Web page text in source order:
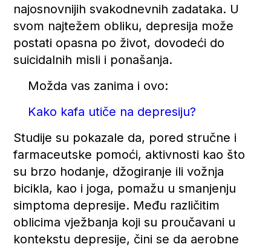
najosnovnijih svakodnevnih zadataka. U
svom najtežem obliku, depresija može
postati opasna po život, dovodeći do
suicidalnih misli i ponašanja.
Možda vas zanima i ovo:
Kako kafa utiče na depresiju?
Studije su pokazale da, pored stručne i
farmaceutske pomoći, aktivnosti kao što
su brzo hodanje, džogiranje ili vožnja
bicikla, kao i joga, pomažu u smanjenju
simptoma depresije. Među različitim
oblicima vježbanja koji su proučavani u
kontekstu depresije, čini se da aerobne